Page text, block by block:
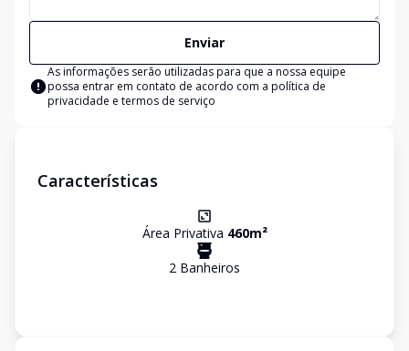
Enviar
As informações serão utilizadas para que a nossa equipe
possa entrar em contato de acordo com a política de
privacidade e termos de serviço
Características
Área Privativa 460m²
2 Banheiros